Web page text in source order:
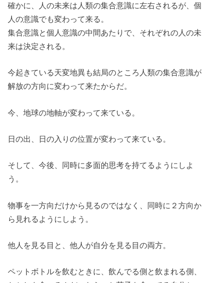
確かに、人の未来は人類の集合意識に左右されるが、個
人の意識でも変わって来る。
集合意識と個人意識の中間あたりで、それぞれの人の未
来は決定される。
今起きている天変地異も結局のところ人類の集合意識が
解放の方向に変わって来たからだ。
今、地球の地軸が変わって来ている。
日の出、日の入りの位置が変わって来ている。
そして、今後、同時に多面的思考を持てるようにしよ
う。
物事を一方向だけから見るのではなく、同時に２方向か
ら見れるようにしよう。
他人を見る目と、他人が自分を見る目の両方。
ペットボトルを飲むときに、飲んでる側と飲まれる側、